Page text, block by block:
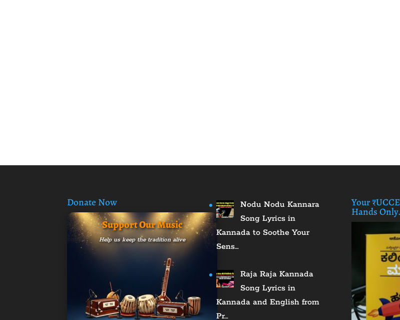
Donate Now
Support Our Music
Help us keep the tradition alive
Nodu Nodu Kannara
Song Lyrics in
Kannada to Soothe Your
Sens…
Raja Raja Kannada
Song Lyrics in
Kannada and English from
Pr…
Your
Hands